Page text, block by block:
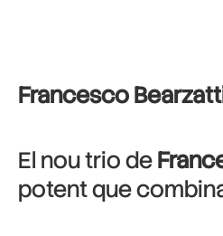
Francesco
El nou trio de
potent que